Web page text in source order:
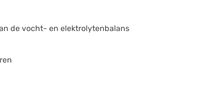
de vocht- en elektrolytenbalans